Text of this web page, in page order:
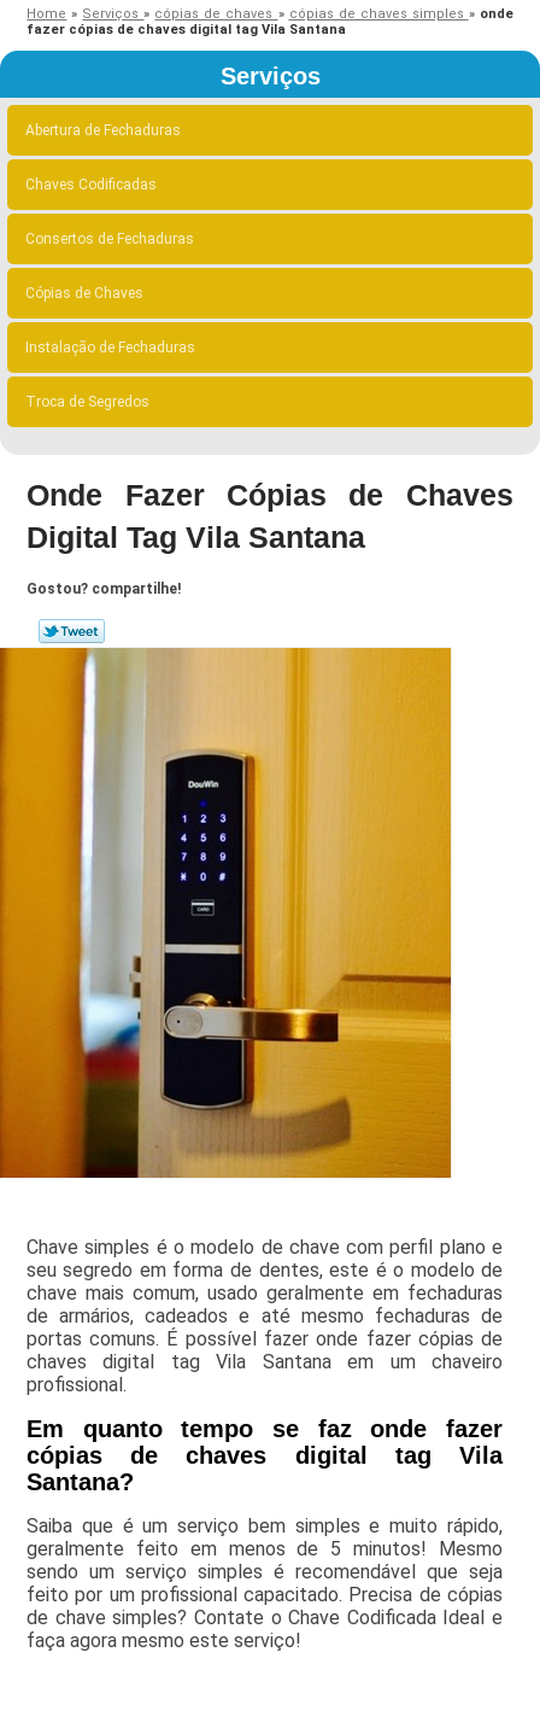
Home » Serviços» cópias de chaves » cópias de chaves simples » onde
fazer cópias de chaves digital tag Vila Santana
Serviços
Abertura de Fechaduras
Chaves Codificadas
Consertos de Fechaduras
Cópias de Chaves
Instalação de Fechaduras
Troca de Segredos
Onde Fazer Cópias de Chaves
Digital Tag Vila Santana
Gostou? compartilhe!
Chave simples é o modelo de chave com perfil plano e
seu segredo em forma de dentes, este é o modelo de
chave mais comum, usado geralmente em fechaduras
de armários, cadeados e até mesmo fechaduras de
portas comuns. É possível fazer onde fazer cópias de
chaves digital tag Vila Santana em um chaveiro
profissional.
Em quanto tempo se faz onde fazer
cópias de chaves digital tag Vila
Santana?
Saiba que é um serviço bem simples e muito rápido,
geralmente feito em menos de 5 minutos! Mesmo
sendo um serviço simples é recomendável que seja
feito por um profissional capacitado. Precisa de cópias
de chave simples? Contate o Chave Codificada Ideal e
faça agora mesmo este serviço!